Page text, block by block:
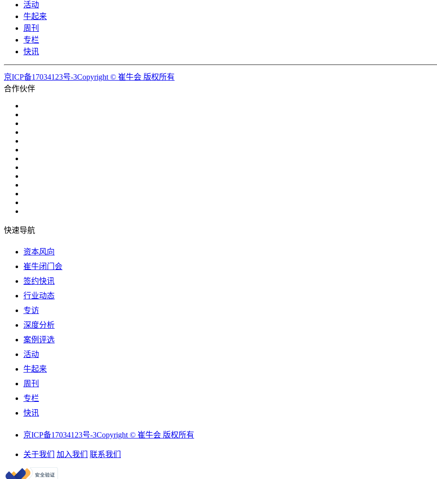
活动
牛起来
周刊
专栏
快讯
京ICP备17034123号-3Copyright © 崔牛会 版权所有
合作伙伴
快速导航
资本风向
崔牛闭门会
签约快讯
行业动态
专访
深度分析
案例评选
活动
牛起来
周刊
专栏
快讯
京ICP备17034123号-3Copyright © 崔牛会 版权所有
关于我们 加入我们 联系我们